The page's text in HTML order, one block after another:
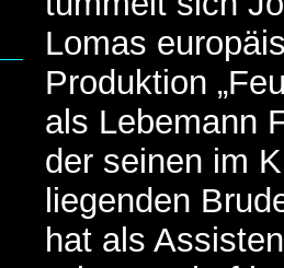
Lomas
Produktion
als Lebemann
der seinen im
liegenden
hat als